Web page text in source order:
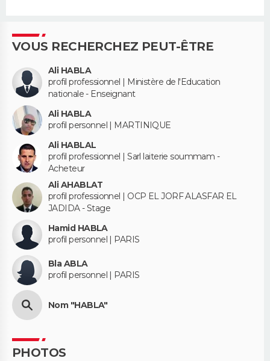
VOUS RECHERCHEZ PEUT-ÊTRE
Ali HABLA
profil professionnel | Ministère de l'Education
nationale - Enseignant
Ali HABLA
profil personnel | MARTINIQUE
Ali HABLAL
profil professionnel | Sarl laiterie soummam -
Acheteur
Ali AHABLAT
profil professionnel | OCP EL JORF ALASFAR EL
JADIDA - Stage
Hamid HABLA
profil personnel | PARIS
Bla ABLA
profil personnel | PARIS
Nom "HABLA"
PHOTOS